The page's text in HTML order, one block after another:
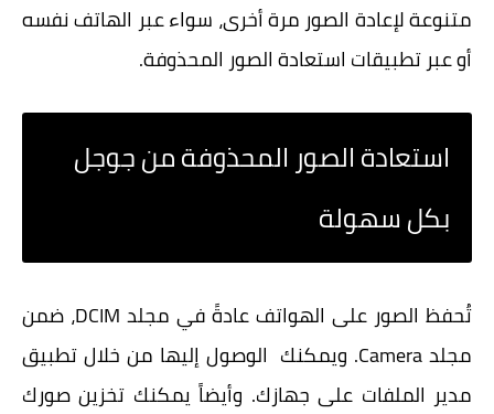
متنوعة لإعادة الصور مرة أخرى، سواء عبر الهاتف نفسه
أو عبر تطبيقات استعادة الصور المحذوفة.
استعادة الصور المحذوفة من جوجل
بكل سهولة
تُحفظ الصور على الهواتف عادةً في مجلد DCIM، ضمن
مجلد Camera. ويمكنك الوصول إليها من خلال تطبيق
مدير الملفات على جهازك. وأيضاً يمكنك تخزين صورك